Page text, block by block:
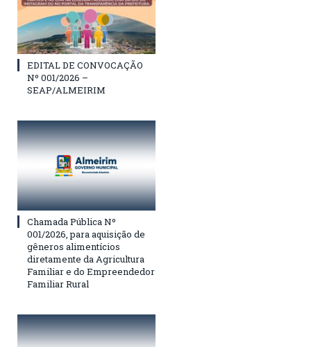
EDITAL DE CONVOCAÇÃO
Nº 001/2026 –
SEAP/ALMEIRIM
Chamada Pública Nº
001/2026, para aquisição de
gêneros alimentícios
diretamente da Agricultura
Familiar e do Empreendedor
Familiar Rural